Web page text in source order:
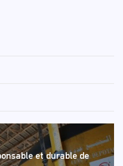
et durable de